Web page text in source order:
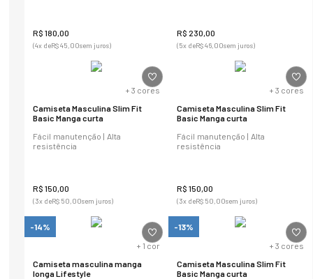
R$ 180 00
(4x deR$45,00sem juros)
R$ 230 00
(5x deR$46,00sem juros)
+ 3 cores
Camiseta Masculina Slim Fit
Basic Manga curta
Fácil manutenção | Alta
resistência
R$ 150 00
(3x deR$ 50,00sem juros)
+3 cores
Camiseta Masculina Slim Fit
Basic Manga curta
Fácil manutenção | Alta
resistência
R$ 150 00
(3x deR$ 50,00sem juros)
-14%
+ 1 cor
Camiseta masculina manga
longa Lifestyle
-13%
+3 cores
Camiseta Masculina Slim Fit
Basic Manga curta